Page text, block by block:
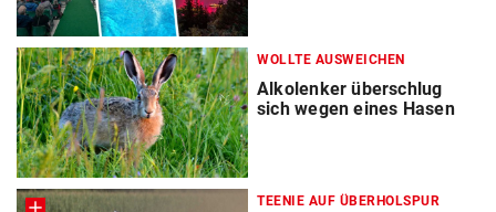
WOLLTE AUSWEICHEN
Alkolenker überschlug
sich wegen eines Hasen
TEENIE AUF ÜBERHOLSPUR